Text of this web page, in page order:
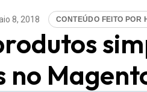
8, 2018 CONTEÚDO FEITO POR
no